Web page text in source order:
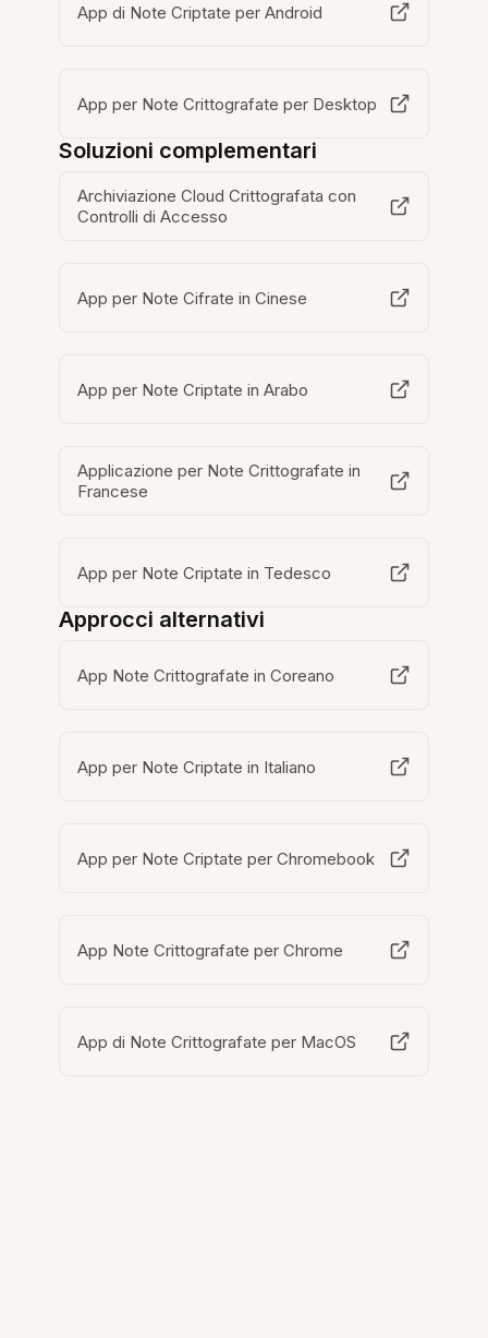
App di Note Criptate per Android
App per Note Crittografate per Desktop
Soluzioni complementari
Archiviazione Cloud Crittografata con
Controlli di Accesso
App per Note Cifrate in Cinese
App per Note Criptate in Arabo
Applicazione per Note Crittografate in
Francese
App per Note Criptate in Tedesco
Approcci alternativi
App Note Crittografate in Coreano
App per Note Criptate in Italiano
App per Note Criptate per Chromebook
App Note Crittografate per Chrome
App di Note Crittografate per MacOS